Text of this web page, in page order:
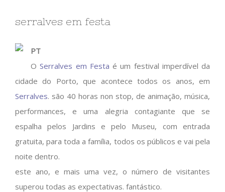
serralves em festa
PT
OSerralves em Festa é um festival imperdível da
cidade do Porto, que acontece todos os anos, em
Serralves. são 40 horas non stop, de animação, música,
performances, e uma alegria contagiante que se
espalha pelos Jardins e pelo Museu, com entrada
gratuita, para toda a família, todos os públicos e vai pela
noite dentro.
este ano, e mais uma vez, o número de visitantes
superou todas as expectativas. fantástico.